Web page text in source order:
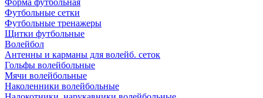
Форма футбольная
Футбольные сетки
Футбольные тренажеры
Щитки футбольные
Волейбол
Антенны и карманы для волейб. сеток
Гольфы волейбольные
Мячи волейбольные
Наколенники волейбольные